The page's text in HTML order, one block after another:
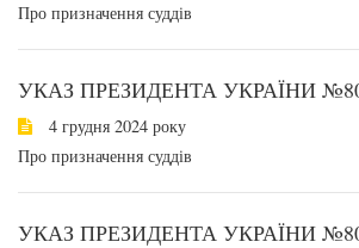
Про призначення суддів
УКАЗ ПРЕЗИДЕНТА УКРАЇНИ
4 грудня 2024 року
Про призначення суддів
УКАЗ ПРЕЗИДЕНТА УКРАЇНИ